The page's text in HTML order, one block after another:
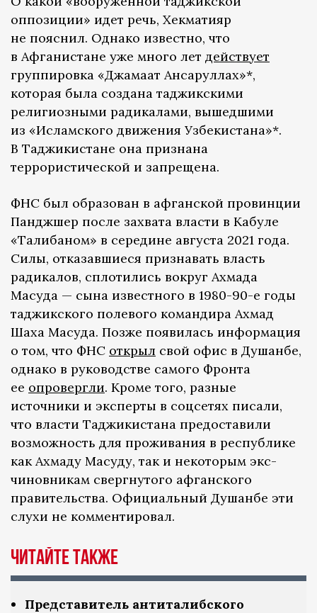
оппозиции» идет речь, Хекматияр
не пояснил. Однако известно, что
в Афганистане уже много лет действует
группировка «Джамаат Ансаруллах»*,
которая была создана таджикскими
религиозными радикалами, вышедшими
из «Исламского движения Узбекистана»*.
В Таджикистане она признана
террористической и запрещена.
ФНС был образован в афганской провинции
Панджшер после захвата власти в Кабуле
«Талибаном» в середине августа 2021 года.
Силы, отказавшиеся признавать власть
радикалов, сплотились вокруг Ахмада
Масуда — сына известного в 1980-90-е годы
таджикского полевого командира Ахмад
Шаха Масуда. Позже появилась информация
о том, что ФНС открыл свой офис в Душанбе,
однако в руководстве самого Фронта
ее опровергли. Кроме того, разные
источники и эксперты в соцсетях писали,
что власти Таджикистана предоставили
возможность для проживания в республике
как Ахмаду Масуду, так и некоторым экс-
чиновникам свергнутого афганского
правительства. Официальный Душанбе эти
слухи не комментировал.
Читайте также
Представитель антиталибского